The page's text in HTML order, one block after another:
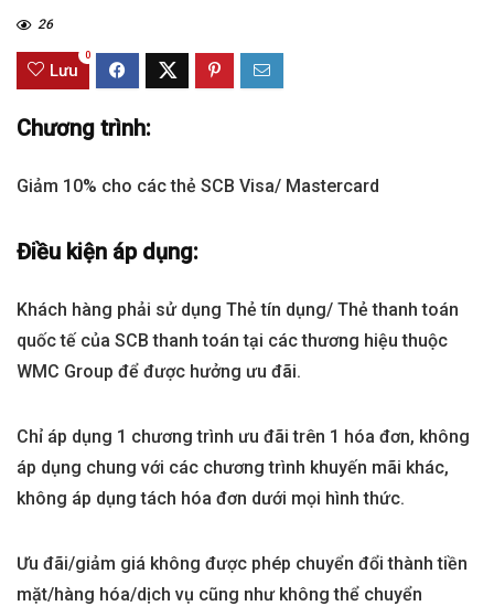
26
Lưu
0
Chương trình:
Giảm 10% cho các thẻ SCB Visa/ Mastercard
Điều kiện áp dụng:
Khách hàng phải sử dụng Thẻ tín dụng/ Thẻ thanh toán
quốc tế của SCB thanh toán tại các thương hiệu thuộc
WMC Group để được hưởng ưu đãi.
Chỉ áp dụng 1 chương trình ưu đãi trên 1 hóa đơn, không
áp dụng chung với các chương trình khuyến mãi khác,
không áp dụng tách hóa đơn dưới mọi hình thức.
Ưu đãi/giảm giá không được phép chuyển đổi thành tiền
mặt/hàng hóa/dịch vụ cũng như không thể chuyển